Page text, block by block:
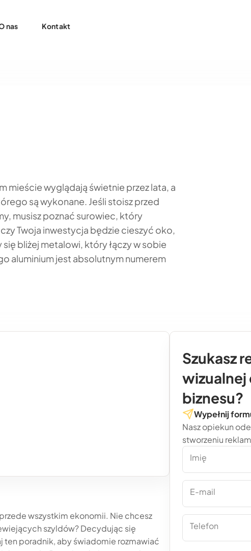
nas Kontakt
mieście wyglądają świetnie przez lata, a
są wykonane. Jeśli stoisz przed
musisz poznać surowiec, który
Twoja inwestycja będzie cieszyć oko,
bliżej metalowi, który łączy w sobie
aluminium jest absolutnym numerem
wszystkim ekonomii. Nie chcesz
szyldów? Decydując się
ten poradnik, aby świadomie rozmawiać
Szukasz
wizualnej
biznesu?
Wypełnij
Nasz opiekun
stworzeniu
Imię
E-mail
Telefon